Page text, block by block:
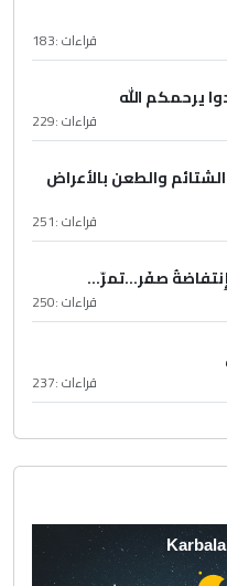
قراءات :183
يرحمكم الله
قراءات :229
والطعن بالأعراض
قراءات :251
صفَر…تمرّ...
قراءات :250
قراءات :237